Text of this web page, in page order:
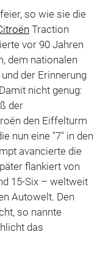
so wie sie die
Traction
vor 90 Jahren
dem nationalen
der Erinnerung
nicht genug:
der
den Eiffelturm
nun eine "7" in den
avancierte die
flankiert von
15-Six – weltweit
Autowelt. Den
so nannte
das